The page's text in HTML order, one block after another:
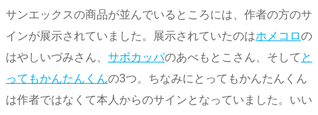
サンエックスの商品が並んでいるところには、作者の方のサ
インが展示されていました。展示されていたのはホメコロの
はやしいづみさん、 サボカッパのあべもとこさん、そして と
ってもかんたんくんの3つ。ちなみにとってもかんたんくん
は作者ではなくて本人からのサインとなっていました。いい